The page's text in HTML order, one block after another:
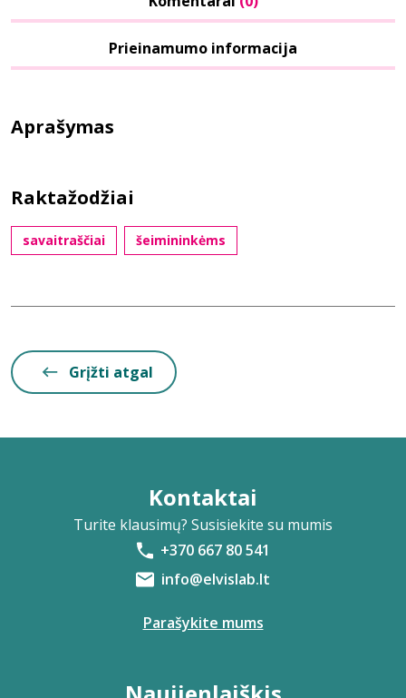
Prieinamumo informacija
Aprašymas
Raktažodžiai
savaitraščiai šeimininkėms
Grįžti atgal
Kontaktai
Turite klausimų? Susisiekite su mumis
+370 667 80 541
info@elvislab.lt
Parašykite mums